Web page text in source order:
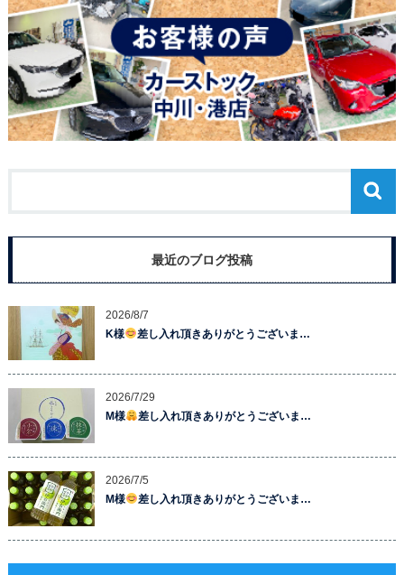
最近のブログ投稿
2026/8/7
K様
差し入れ頂きありがとうございま…
2026/7/29
M様
差し入れ頂きありがとうございま…
2026/7/5
M様
差し入れ頂きありがとうございま…